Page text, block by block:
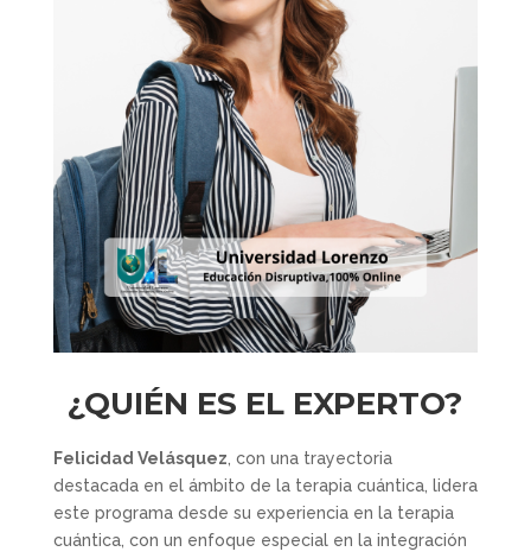
¿QUIÉN ES EL EXPERTO?
Felicidad Velásquez , con una trayectoria
destacada en el ámbito de la terapia cuántica, lidera
este programa desde su experiencia en la terapia
cuántica, con un enfoque especial en la integración